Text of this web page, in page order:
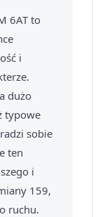
6AT to
i
dużo
typowe
sobie
ten
i
159,
ruchu.